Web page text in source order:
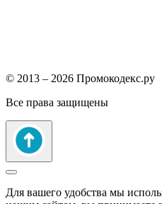
© 2013 – 2026 Промокодекс.ру
Все права защищены
Для вашего удобства мы